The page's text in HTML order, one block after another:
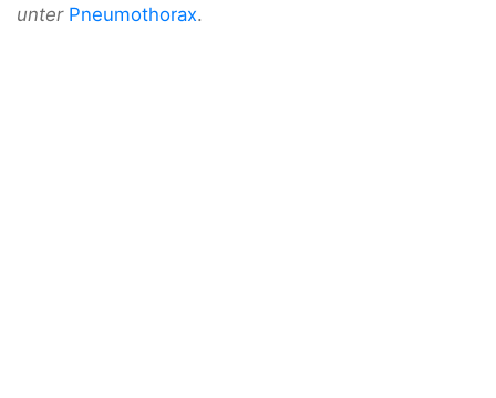
unter Pneumothorax.